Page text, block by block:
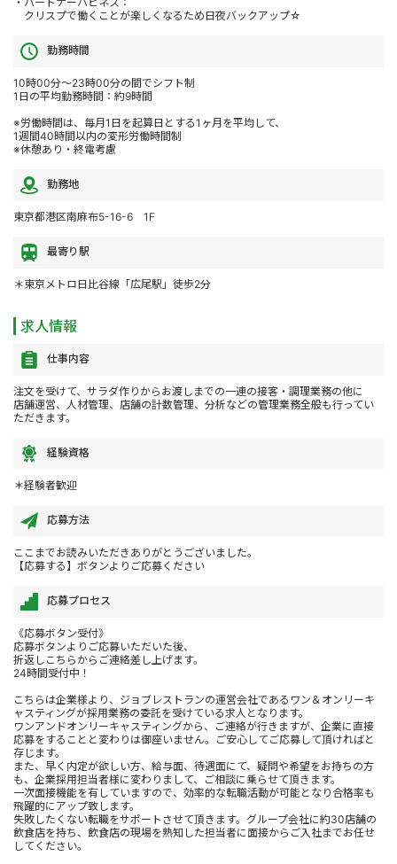
クリスプで働くことが楽しくなるため日夜バックアップ☆
勤務時間
10時00分～23時00分の間でシフト制
1日の平均勤務時間：約9時間
※労働時間は、毎月1日を起算日とする1ヶ月を平均して、
1週間40時間以内の変形労働時間制
※休憩あり・終電考慮
勤務地
東京都港区南麻布5-16-6 1F
最寄り駅
＊東京メトロ日比谷線「広尾駅」徒歩2分
求人情報
仕事内容
注文を受けて、サラダ作りからお渡しまでの一連の接客・調理業務の他に
店舗運営、人材管理、店舗の計数管理、分析などの管理業務全般も行ってい
ただきます。
経験資格
＊経験者歓迎
応募方法
ここまでお読みいただきありがとうございました。
【応募する】ボタンよりご応募ください
応募プロセス
《応募ボタン受付》
応募ボタンよりご応募いただいた後、
折返しこちらからご連絡差し上げます。
24時間受付中！
こちらは企業様より、ジョブレストランの運営会社であるワン＆オンリーキ
ャスティングが採用業務の委託を受けている求人となります。
ワンアンドオンリーキャスティングから、ご連絡が行きますが、企業に直接
応募をすることと変わりは御座いません。ご安心してご応募して頂ければと
存じます。
また、早く内定が欲しい方、給与面、待遇面にて、疑問や希望をお持ちの方
も、企業採用担当者様に変わりまして、ご相談に乗らせて頂きます。
一次面接機能を有していますので、効率的な転職活動が可能となり合格率も
飛躍的にアップ致します。
失敗したくない転職をサポートさせて頂きます。グループ会社に約30店舗の
飲食店を持ち、飲食店の現場を熟知した担当者に面接からご入社までお任せ
してください。